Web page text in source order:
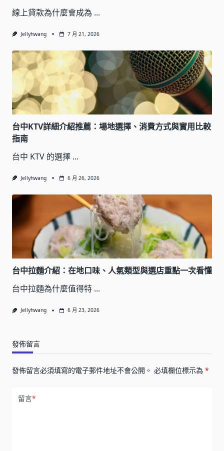
線上貸款為什麼會成為 ...
Jellyhwang 7 月 21, 2026
台中KTV詳細介紹推薦：場地選擇、消費方式與實用比較
指南
台中 KTV 的選擇 ...
Jellyhwang 6 月 26, 2026
台中拉麵介紹：在地口味、人氣類型與選店重點一次看懂
台中拉麵為什麼值得特 ...
Jellyhwang 6 月 23, 2026
發佈留言
發佈留言必須填寫的電子郵件地址不會公開。 必填欄位標示為 *
留言*